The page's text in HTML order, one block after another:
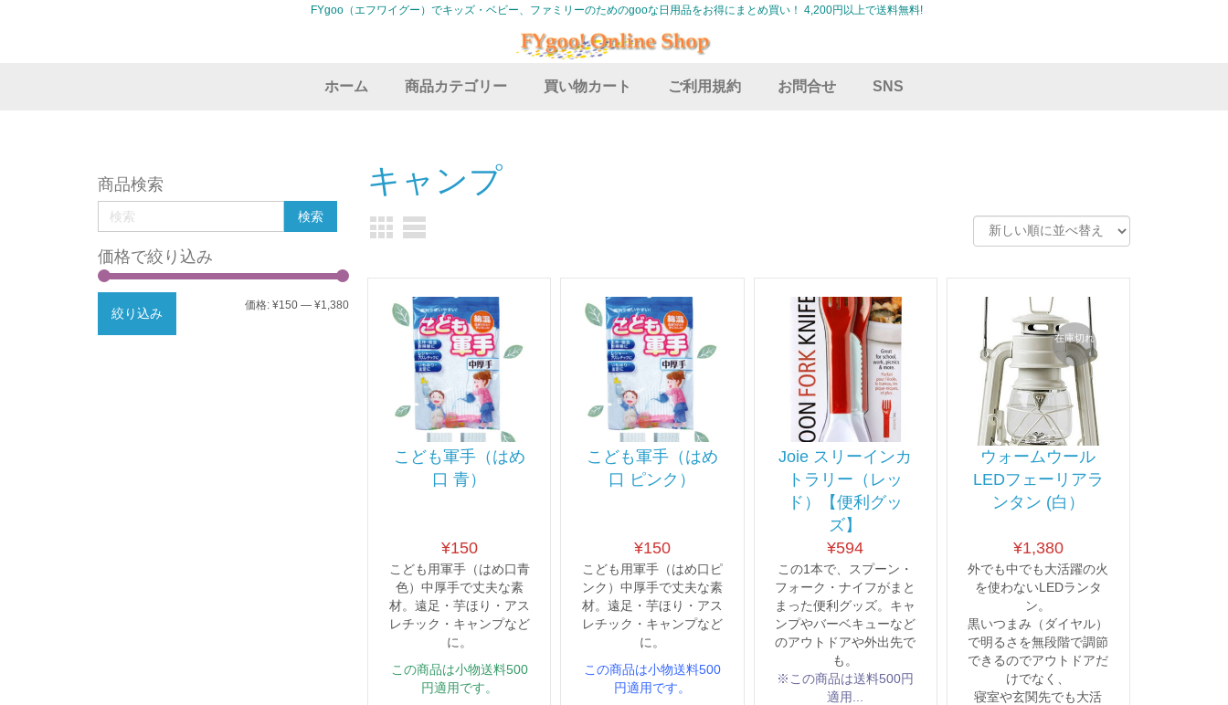
FYgoo（エフワイグー）でキッズ・ベビー、ファミリーのためのgooな日用品をお得にまとめ買い！ 4,200円以上で送料無料!
ホーム 商品カテゴリー 買い物カート ご利用規約 お問合せ SNS
商品検索
価格で絞り込み
最
最
絞り込み
価格: ¥150 — ¥1,380
キャンプ
こども軍手（はめ
口 青）
¥150
こども用軍手（はめ口青
色）中厚手で丈夫な素
材。遠足・芋ほり・アス
レチック・キャンプなど
に。
この商品は小物送料500
円適用です。
こども軍手（はめ
口 ピンク）
¥150
こども用軍手（はめ口ピ
ンク）中厚手で丈夫な素
材。遠足・芋ほり・アス
レチック・キャンプなど
に。
この商品は小物送料500
円適用です。
Joie スリーインカ
トラリー（レッ
ド）【便利グッ
ズ】
¥594
この1本で、スプーン・
フォーク・ナイフがまと
まった便利グッズ。キャ
ンプやバーベキューなど
のアウトドアや外出先で
も。
※この商品は送料500円
適用...
ウォームウール
LEDフェーリアラ
ンタン (白）
¥1,380
外でも中でも大活躍の火
を使わないLEDランタ
ン。
黒いつまみ（ダイヤル）
で明るさを無段階で調節
できるのでアウトドアだ
けでなく、
寝室や玄関先でも大活
在庫切れ